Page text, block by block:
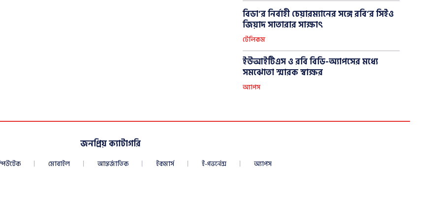
বিডা’র নির্বাহী চেয়ারম্যানের সঙ্গে রবি’র সিইও
জিয়াদ সাতারার সাক্ষাৎ
টেলিকম
ইউআইটিএস ও রবি বিডি-অ্যাপসের মধ্যে
সমঝোতা স্মারক স্বাক্ষর
অ্যাপস
জনপ্রিয় ক্যাটাগরি
মোবাইল আন্তর্জাতিক ইকমার্স ই-গভর্নেন্স অ্যাপস